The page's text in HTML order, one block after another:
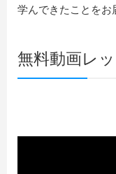
学んできたことをお
無料動画レ